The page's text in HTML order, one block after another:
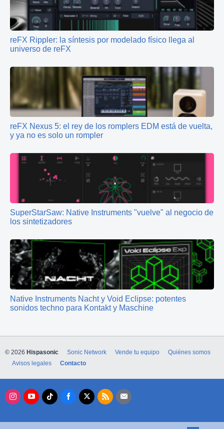
reFX Rippler: la síntesis por modelado físico llega al
universo de reFX
reFX Nexus 5: el rey de los romplers EDM está de vuelta,
y ya no es solo un rompler
SuperStarSaw: Native Instruments "vuelve" al negocio de
los sintetizadores
Native Instruments Nacht y Void Eclipse: potentes
sonidos techno para Kontakt y Maschine
© 2026 Hispasonic Sonic Network Vende tu equipo
Quiénes somos
Avisos legales
Contacto